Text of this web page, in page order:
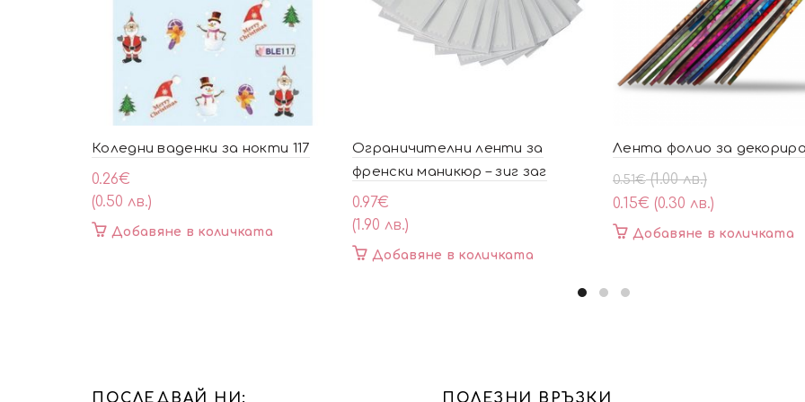
Коледни ваденки за нокти 117
0.26€
(0.50 лв.)
Добавяне в количката
Ограничителни ленти за
френски маникюр – зиг заг
0.97€
(1.90 лв.)
Добавяне в количката
Лента фолио за
0.51€ (1.00 лв.)
Original
price
was:
0.51€
лв.).
0.15€ (0.30 лв.)
Текущата
цена
е:
0.15€
лв.).
Добавяне в количката
ПОСЛЕДВАЙ НИ: ПОЛЕЗНИ ВРЪЗКИ